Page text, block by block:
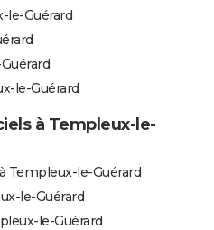
le-Guérard
le-Guérard
à Templeux-le-
Templeux-le-Guérard
le-Guérard
le-Guérard